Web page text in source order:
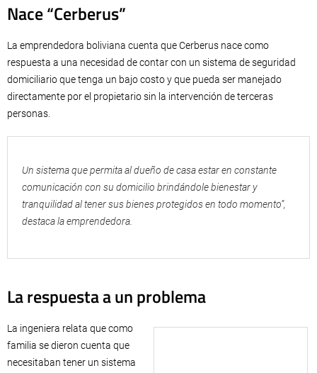
Nace “Cerberus”
La emprendedora boliviana cuenta que Cerberus nace como
respuesta a una necesidad de contar con un sistema de seguridad
domiciliario que tenga un bajo costo y que pueda ser manejado
directamente por el propietario sin la intervención de terceras
personas.
Un sistema que permita al dueño de casa estar en constante
comunicación con su domicilio brindándole bienestar y
tranquilidad al tener sus bienes protegidos en todo momento”,
destaca la emprendedora.
La respuesta a un problema
La ingeniera relata que como
familia se dieron cuenta que
necesitaban tener un sistema